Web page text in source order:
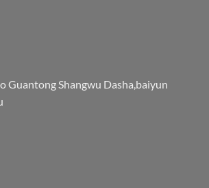
Guantong Shangwu Dasha,baiyun